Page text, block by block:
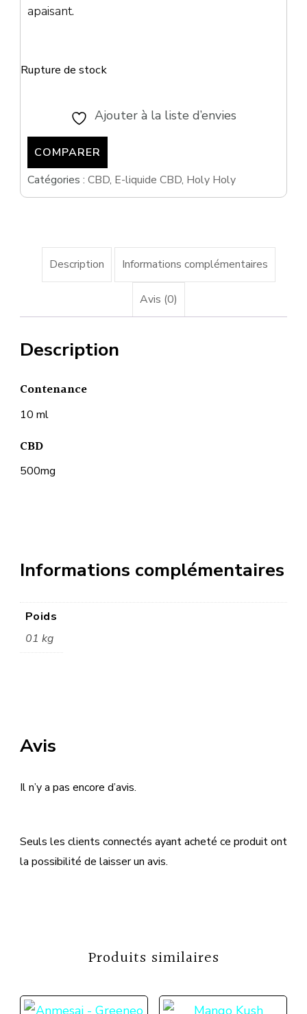
apaisant.
Rupture de stock
Ajouter à la liste d’envies
COMPARER
Catégories : CBD, E-liquide CBD, Holy Holy
Description Informations complémentaires
Avis (0)
Description
Contenance
10 ml
CBD
500mg
Informations complémentaires
Poids
01 kg
Avis
Il n’y a pas encore d’avis.
Seuls les clients connectés ayant acheté ce produit ont
la possibilité de laisser un avis.
Produits similaires